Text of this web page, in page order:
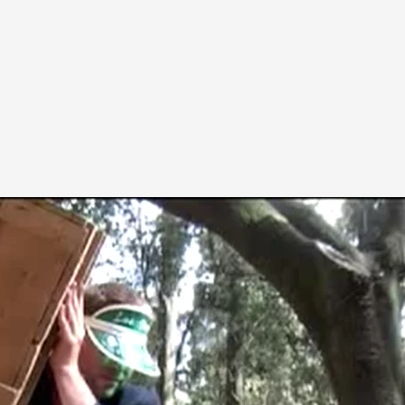
Année par
Collection
Candidater
Contact